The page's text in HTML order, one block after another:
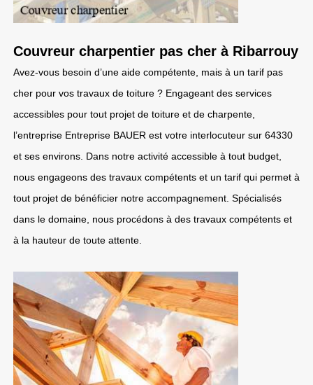
Couvreur charpentier pas cher à Ribarrouy
Avez-vous besoin d’une aide compétente, mais à un tarif pas
cher pour vos travaux de toiture ? Engageant des services
accessibles pour tout projet de toiture et de charpente,
l’entreprise Entreprise BAUER est votre interlocuteur sur 64330
et ses environs. Dans notre activité accessible à tout budget,
nous engageons des travaux compétents et un tarif qui permet à
tout projet de bénéficier notre accompagnement. Spécialisés
dans le domaine, nous procédons à des travaux compétents et
à la hauteur de toute attente.